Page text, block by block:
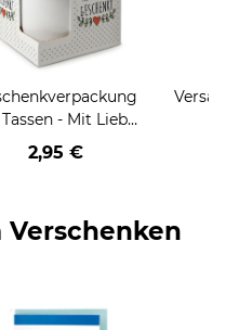
- Mit Liebe
geschenkt
2,95 €